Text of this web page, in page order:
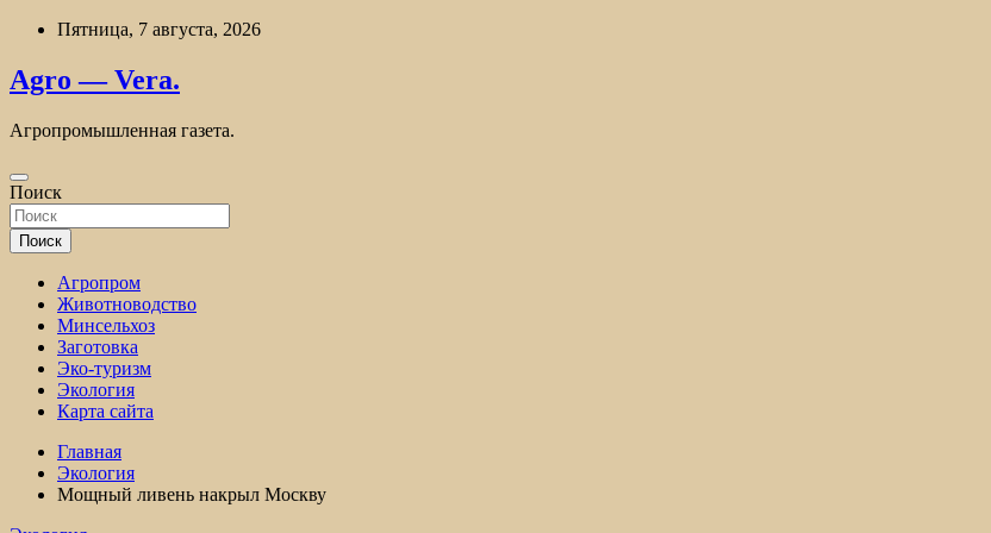
Перейти
содержимому
Пятница, 7 августа, 2026
Agro — Vera.
Агропромышленная газета.
Поиск
Поиск
Агропром
Животноводство
Минсельхоз
Заготовка
Эко-туризм
Экология
Карта сайта
Главная
Экология
Мощный ливень накрыл Москву